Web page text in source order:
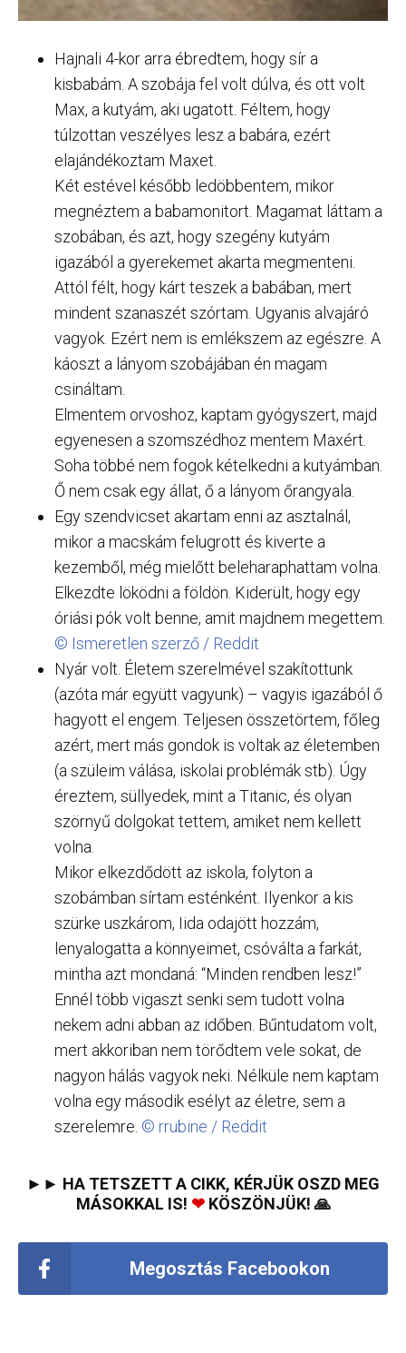
Hajnali 4-kor arra ébredtem, hogy sír a
kisbabám. A szobája fel volt dúlva, és ott volt
Max, a kutyám, aki ugatott. Féltem, hogy
túlzottan veszélyes lesz a babára, ezért
elajándékoztam Maxet.
Két estével később ledöbbentem, mikor
megnéztem a babamonitort. Magamat láttam a
szobában, és azt, hogy szegény kutyám
igazából a gyerekemet akarta megmenteni.
Attól félt, hogy kárt teszek a babában, mert
mindent szanaszét szórtam. Ugyanis alvajáró
vagyok. Ezért nem is emlékszem az egészre. A
káoszt a lányom szobájában én magam
csináltam.
Elmentem orvoshoz, kaptam gyógyszert, majd
egyenesen a szomszédhoz mentem Maxért.
Soha többé nem fogok kételkedni a kutyámban.
Ő nem csak egy állat, ő a lányom őrangyala.
Egy szendvicset akartam enni az asztalnál,
mikor a macskám felugrott és kiverte a
kezemből, még mielőtt beleharaphattam volna.
Elkezdte löködni a földön. Kiderült, hogy egy
óriási pók volt benne, amit majdnem megettem.
© Ismeretlen szerző / Reddit
Nyár volt. Életem szerelmével szakítottunk
(azóta már együtt vagyunk) – vagyis igazából ő
hagyott el engem. Teljesen összetörtem, főleg
azért, mert más gondok is voltak az életemben
(a szüleim válása, iskolai problémák stb). Úgy
éreztem, süllyedek, mint a Titanic, és olyan
szörnyű dolgokat tettem, amiket nem kellett
volna.
Mikor elkezdődött az iskola, folyton a
szobámban sírtam esténként. Ilyenkor a kis
szürke uszkárom, Iida odajött hozzám,
lenyalogatta a könnyeimet, csóválta a farkát,
mintha azt mondaná: “Minden rendben lesz!”
Ennél több vigaszt senki sem tudott volna
nekem adni abban az időben. Bűntudatom volt,
mert akkoriban nem törődtem vele sokat, de
nagyon hálás vagyok neki. Nélküle nem kaptam
volna egy második esélyt az életre, sem a
szerelemre. © rrubine / Reddit
►► HA TETSZETT A CIKK, KÉRJÜK OSZD MEG
MÁSOKKAL IS! ❤KÖSZÖNJÜK! 🙏
Megosztás Facebookon